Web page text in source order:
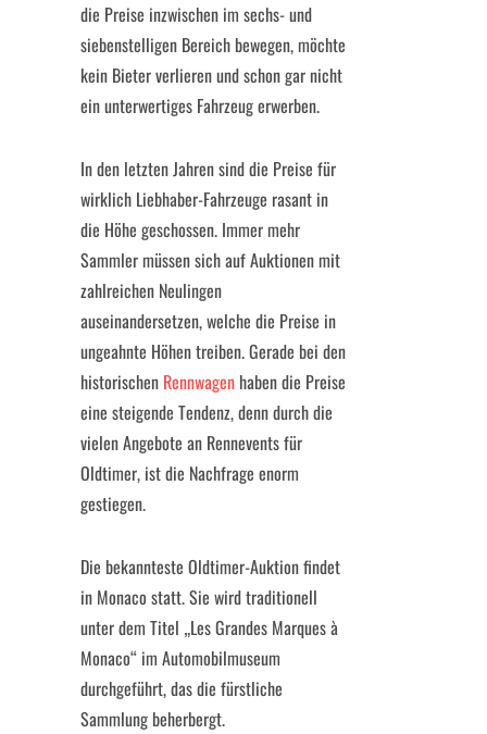
die Preise inzwischen im sechs- und
siebenstelligen Bereich bewegen, möchte
kein Bieter verlieren und schon gar nicht
ein unterwertiges Fahrzeug erwerben.
In den letzten Jahren sind die Preise für
wirklich Liebhaber-Fahrzeuge rasant in
die Höhe geschossen. Immer mehr
Sammler müssen sich auf Auktionen mit
zahlreichen Neulingen
auseinandersetzen, welche die Preise in
ungeahnte Höhen treiben. Gerade bei den
historischen Rennwagen haben die Preise
eine steigende Tendenz, denn durch die
vielen Angebote an Rennevents für
Oldtimer, ist die Nachfrage enorm
gestiegen.
Die bekannteste Oldtimer-Auktion findet
in Monaco statt. Sie wird traditionell
unter dem Titel „Les Grandes Marques à
Monaco“ im Automobilmuseum
durchgeführt, das die fürstliche
Sammlung beherbergt.